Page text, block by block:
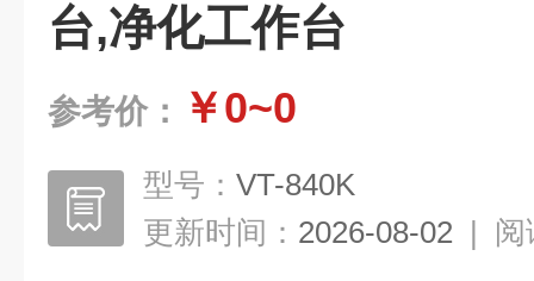
台,净化工作台
参考价： ￥0~0
型号： VT-840K
更新时间： 2026-08-02 | 阅